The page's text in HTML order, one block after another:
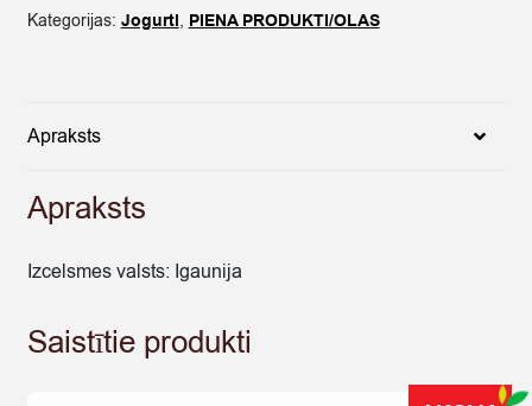
MEŽA
Kategorijas: Jogurti, PIENA PRODUKTI/OLAS
Apraksts
Apraksts
Izcelsmes valsts: Igaunija
Saistītie produkti